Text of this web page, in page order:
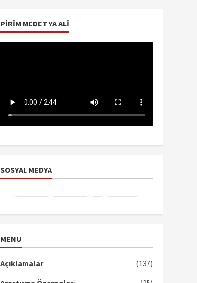
PIRIM MEDET YA ALI
SOSYAL MEDYA
MENÜ
Açıklamalar
(137)